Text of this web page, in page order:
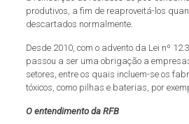
produtivos, a fim de reaproveitá-los
descartados normalmente.
Desde 2010, com o advento da Lei nº
passou a ser uma obrigação a
setores, entre os quais incluem-se os
tóxicos, como pilhas e baterias, por
O entendimento da RFB